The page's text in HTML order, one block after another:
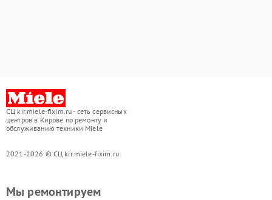
СЦ kir.miele-fixim.ru - сеть сервисных
центров в Кирове по ремонту и
обслуживанию техники Miele
2021-2026 © СЦ kir.miele-fixim.ru
Мы ремонтируем